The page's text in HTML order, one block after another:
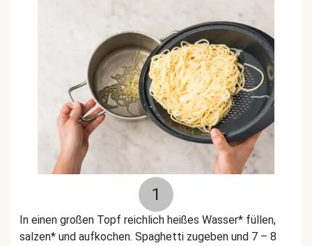
1
In einen großen Topf reichlich heißes Wasser* füllen,
salzen* und aufkochen. Spaghetti zugeben und 7 – 8